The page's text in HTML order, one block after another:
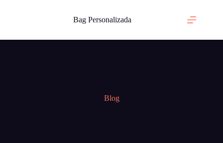
Bag Personalizada
Blog